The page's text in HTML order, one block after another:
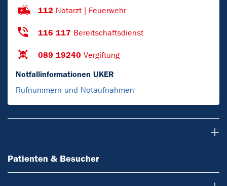
112 Notarzt | Feuerwehr
116 117 Bereitschaftsdienst
089 19240 Vergiftung
Notfallinformationen UKER
Rufnummern und Notaufnahmen
Patienten & Besucher